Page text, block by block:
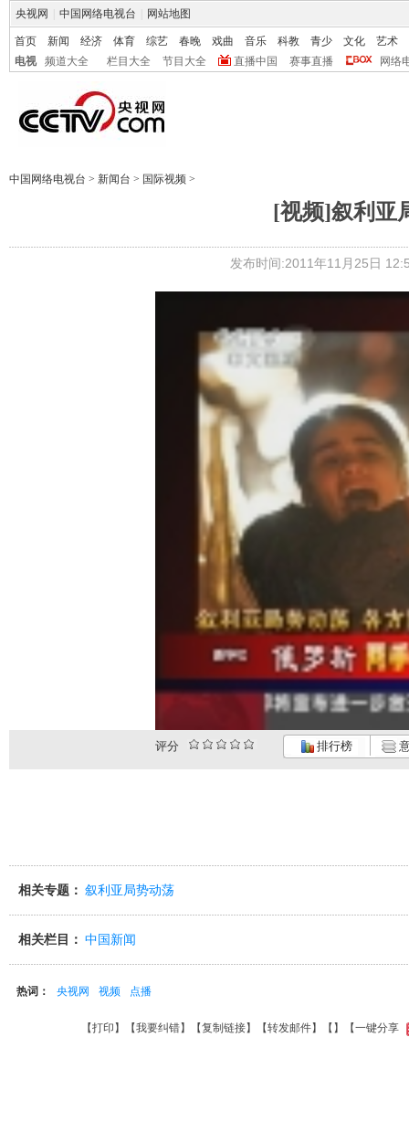
央视网 中国网络电视台 网站地图
首页 新闻 经济 体育 综艺 春晚 戏曲 音乐 科教 青少 文化
艺术
电视
频道大全 栏目大全 节目大全 直播中国 赛事直播 网络
中国网络电视台 > 新闻台 > 国际视频 >
[视频]叙利亚
发布时间:2011年11月25日
评分 排行榜
相关专题： 叙利亚局势动荡
相关栏目： 中国新闻
热词： 央视网 视频 点播
【打印 】【我要纠错】【复制链接】【转发邮件】【 】 【一键分享